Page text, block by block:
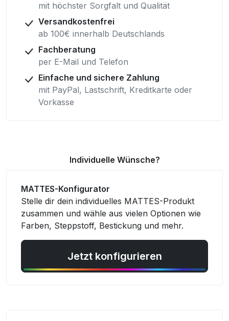
mit höchster Sorgfalt und Qualität
Versandkostenfrei
ab 100€ innerhalb Deutschlands
Fachberatung
per E-Mail und Telefon
Einfache und sichere Zahlung
mit PayPal, Lastschrift, Kreditkarte oder
Vorkasse
Individuelle Wünsche?
MATTES-Konfigurator
Stelle dir dein individuelles MATTES-Produkt
zusammen und wähle aus vielen Optionen wie
Farben, Steppstoff, Bestickung und mehr.
Jetzt konfigurieren